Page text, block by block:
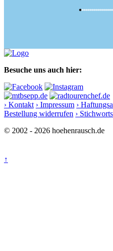
Besuche uns auch hier:
› Kontakt › Impressum ›
Bestellung widerrufen ›
© 2002 - 2026 hoehenrausch.de
↑